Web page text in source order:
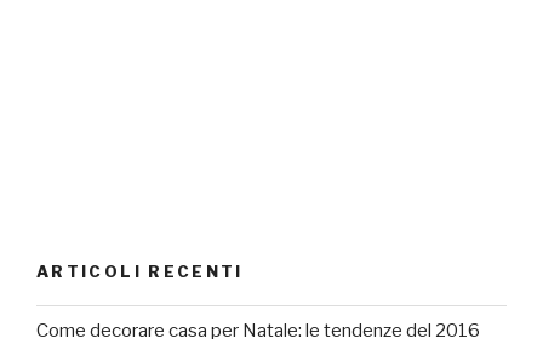
ARTICOLI RECENTI
Come decorare casa per Natale: le tendenze del 2016